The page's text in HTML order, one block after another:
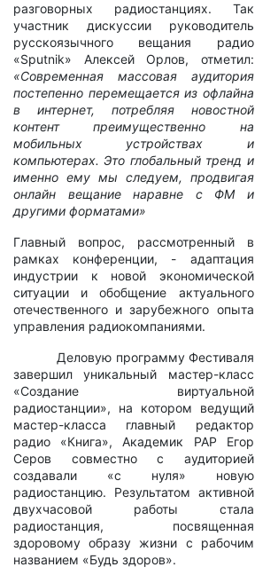
разговорных радиостанциях. Так
участник дискуссии руководитель
русскоязычного вещания радио
«Sputnik» Алексей Орлов, отметил:
«Современная массовая аудитория
постепенно перемещается из офлайна
в интернет, потребляя новостной
контент преимущественно на
мобильных устройствах и
компьютерах. Это глобальный тренд и
именно ему мы следуем, продвигая
онлайн вещание наравне с ФМ и
другими форматами»
Главный вопрос, рассмотренный в
рамках конференции, - адаптация
индустрии к новой экономической
ситуации и обобщение актуального
отечественного и зарубежного опыта
управления радиокомпаниями.
Деловую программу Фестиваля
завершил уникальный мастер-класс
«Создание виртуальной
радиостанции», на котором ведущий
мастер-класса главный редактор
радио «Книга», Академик РАР Егор
Серов совместно с аудиторией
создавали «с нуля» новую
радиостанцию. Результатом активной
двухчасовой работы стала
радиостанция, посвященная
здоровому образу жизни с рабочим
названием «Будь здоров».